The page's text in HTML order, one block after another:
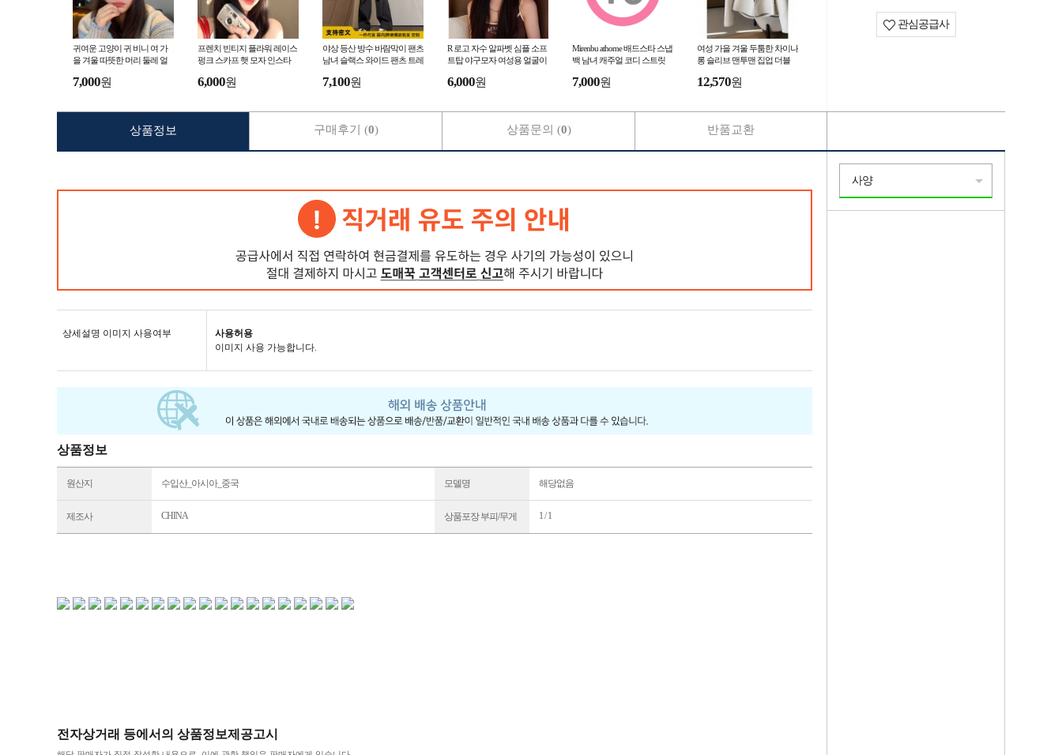
귀여운 고양이 귀 비니 여 가
을 겨울 따뜻한 머리 둘레 얼
안경 귀달이 비니
7,000원
프렌치 빈티지 플라워 레이스
펑크 스카프 햇 모자 인스타
모자 소규모 브랜
6,000원
야상 등산 방수 바람막이 팬츠
남녀 슬랙스 와이드 팬츠 트레
7,100원
R 로고 자수 알파벳 심플 소프
트탑 야구모자 여성용 얼굴이
햇빛 가리개 모자
6,000원
Mirenbu athome 배드스타 스냅
백 남녀 캐주얼 코디 스트릿
7,000원
여성 가을 겨울 두툼한 차이나
롱 슬리브 맨투맨 집업 더블
12,570원
관심공급사
상세설명 이미지 사용여부
사용허용
이미지 사용 가능합니다.
상품정보
원산지 수입산_아시아_중국 모델명 해당없음
제조사 CHINA 상품포장 부피/무게 1 / 1
전자상거래 등에서의 상품정보제공고시
상품정보 구매후기 (0) 상품문의 (0) 반품교환
사양